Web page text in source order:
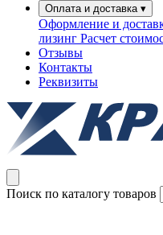
Оплата и доставка ▾
Оформление и
лизинг Расчет
Отзывы
Контакты
Реквизиты
Поиск по каталогу товаров